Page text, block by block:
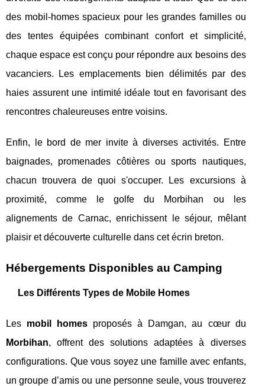
des mobil-homes spacieux pour les grandes familles ou
des tentes équipées combinant confort et simplicité,
chaque espace est conçu pour répondre aux besoins des
vacanciers. Les emplacements bien délimités par des
haies assurent une intimité idéale tout en favorisant des
rencontres chaleureuses entre voisins.
Enfin, le bord de mer invite à diverses activités. Entre
baignades, promenades côtières ou sports nautiques,
chacun trouvera de quoi s'occuper. Les excursions à
proximité, comme le golfe du Morbihan ou les
alignements de Carnac, enrichissent le séjour, mêlant
plaisir et découverte culturelle dans cet écrin breton.
Hébergements Disponibles au Camping
Les Différents Types de Mobile Homes
Les mobil homes proposés à Damgan, au cœur du
Morbihan, offrent des solutions adaptées à diverses
configurations. Que vous soyez une famille avec enfants,
un groupe d’amis ou une personne seule, vous trouverez